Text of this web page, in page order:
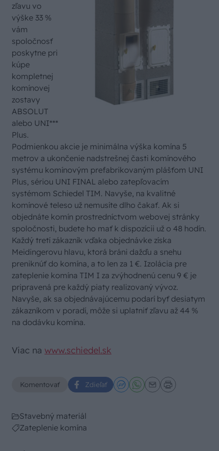
zľavu vo
výške 33 %
vám
spoločnosť
poskytne pri
kúpe
kompletnej
komínovej
zostavy
ABSOLUT
alebo UNI***
Plus.
Podmienkou akcie je minimálna výška komína 5
metrov a ukončenie nadstrešnej časti komínového
systému komínovým prefabrikovaným plášťom UNI
Plus, sériou UNI FINAL alebo zatepľovacím
systémom Schiedel TIM. Navyše, na kvalitné
komínové teleso už nemusíte dlho čakať. Ak si
objednáte komín prostredníctvom webovej stránky
spoločnosti, budete ho mať k dispozícii už o 48 hodín.
Každý tretí zákazník vďaka objednávke získa
Meidingerovu hlavu, ktorá bráni dažďu a snehu
preniknúť do komína, a to len za 1 €. Izolácia pre
zateplenie komína TIM I za zvýhodnenú cenu 9 € je
pripravená pre každý piaty realizovaný vývoz.
Navyše, ak sa objednávajúcemu podarí byť desiatym
zákazníkom v poradí, môže si uplatniť zľavu až 44 %
na dodávku komína.
Viac na www.schiedel.sk
Komentovať Zdieľať
Stavebný materiál
Zateplenie komína